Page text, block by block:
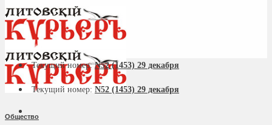
Текущий номер:N52 (1453) 29 декабря
Текущий номер: N52 (1453) 29 декабря
Общество